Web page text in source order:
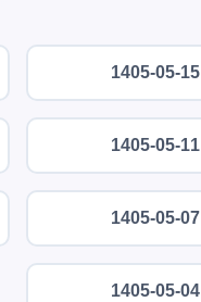
1405-05-15
1405-05-11
1405-05-07
1405-05-04